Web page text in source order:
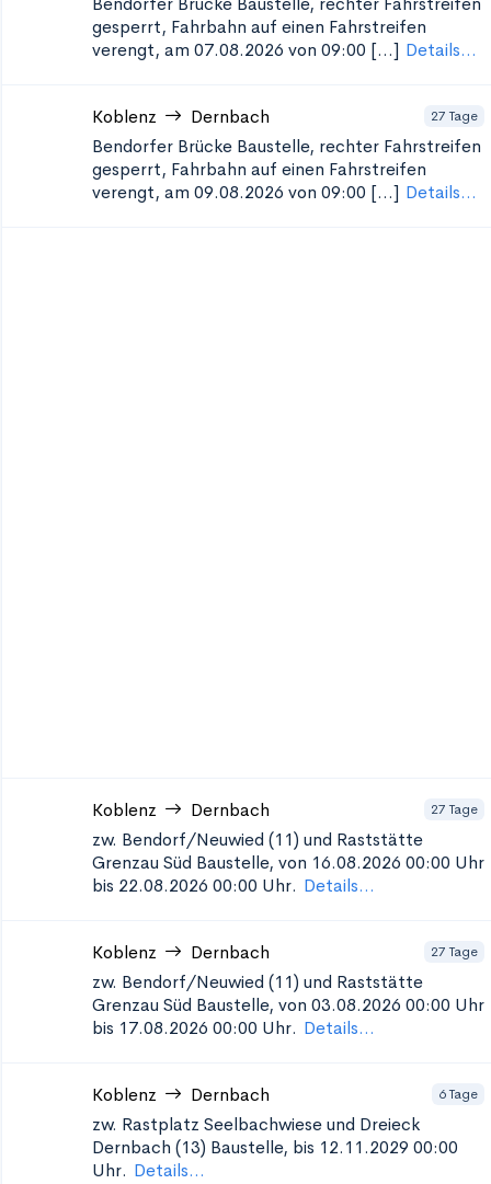
gesperrt, Fahrbahn auf einen Fahrstreifen
verengt, am 07.08.2026 von 09:00 [...] Details...
Koblenz Dernbach 27 Tage
Bendorfer Brücke Baustelle, rechter Fahrstreifen
gesperrt, Fahrbahn auf einen Fahrstreifen
verengt, am 09.08.2026 von 09:00 [...] Details...
Koblenz Dernbach 27 Tage
zw. Bendorf/Neuwied (11) und Raststätte
Grenzau Süd Baustelle, von 16.08.2026 00:00 Uhr
bis 22.08.2026 00:00 Uhr. Details...
Koblenz Dernbach 27 Tage
zw. Bendorf/Neuwied (11) und Raststätte
Grenzau Süd Baustelle, von 03.08.2026 00:00 Uhr
bis 17.08.2026 00:00 Uhr. Details...
Koblenz Dernbach 6 Tage
zw. Rastplatz Seelbachwiese und Dreieck
Dernbach (13) Baustelle, bis 12.11.2029 00:00
Uhr. Details...